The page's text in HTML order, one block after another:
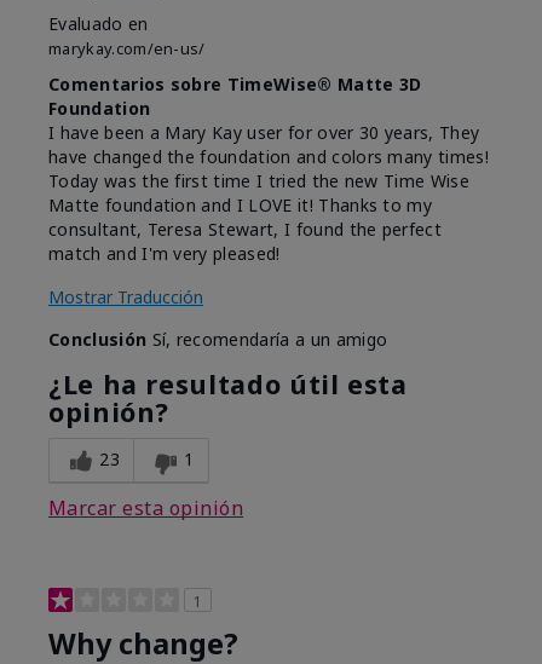
Evaluado en
marykay.com/en-us/
Comentarios sobre TimeWise® Matte 3D
Foundation
I have been a Mary Kay user for over 30 years, They
have changed the foundation and colors many times!
Today was the first time I tried the new Time Wise
Matte foundation and I LOVE it! Thanks to my
consultant, Teresa Stewart, I found the perfect
match and I'm very pleased!
Mostrar Traducción
Conclusión Sí, recomendaría a un amigo
¿Le ha resultado útil esta
opinión?
23 1
Marcar esta opinión
1
Why change?